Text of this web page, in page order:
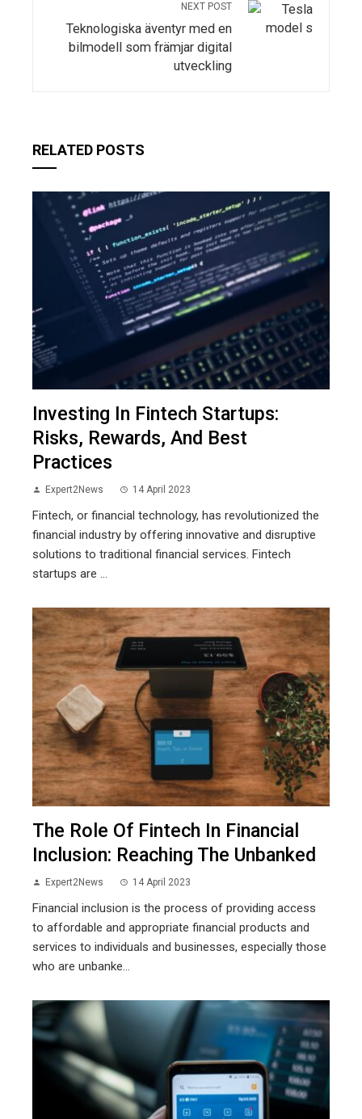
NEXT POST
Teknologiska äventyr med en
bilmodell som främjar digital
utveckling
RELATED POSTS
Investing In Fintech Startups:
Risks, Rewards, And Best
Practices
Expert2News 14 April 2023
Fintech, or financial technology, has revolutionized the
financial industry by offering innovative and disruptive
solutions to traditional financial services. Fintech
startups are ...
The Role Of Fintech In Financial
Inclusion: Reaching The Unbanked
Expert2News 14 April 2023
Financial inclusion is the process of providing access
to affordable and appropriate financial products and
services to individuals and businesses, especially those
who are unbanke...